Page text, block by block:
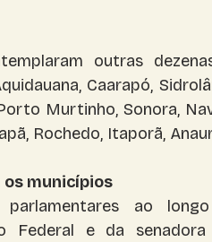
outras
Caarapó,
Murtinho, Sonora,
Rochedo, Itaporã,
municípios
parlamentares ao
Federal e da